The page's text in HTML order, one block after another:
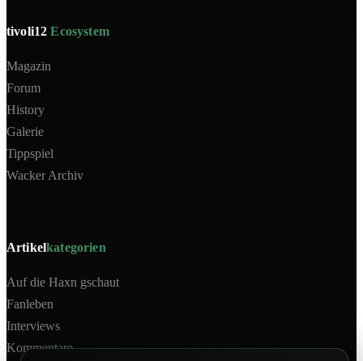
tivoli12Ecosystem
Magazin
Forum
History
Galerie
Tippspiel
Wacker Archiv
Artikelkategorien
Auf die Haxn gschaut
Fanleben
Interviews
Kommentare